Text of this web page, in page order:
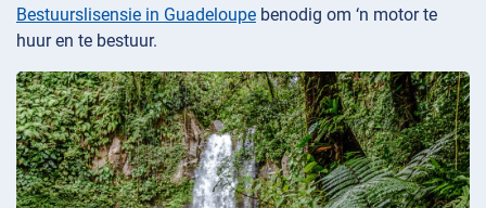
Bestuurslisensie in Guadeloupe benodig om ‘n motor te
huur en te bestuur.